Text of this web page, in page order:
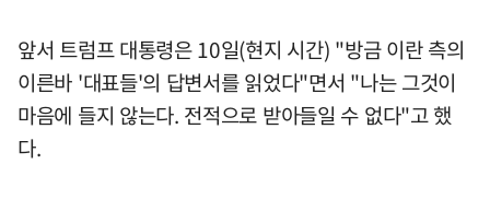
앞서 트럼프 대통령은 10일(현지 시간) "방금 이란 측의
이른바 '대표들'의 답변서를 읽었다"면서 "나는 그것이
마음에 들지 않는다. 전적으로 받아들일 수 없다"고 했
다.